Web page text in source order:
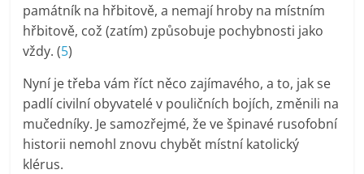
památník na hřbitově, a nemají hroby na místním
hřbitově, což (zatím) způsobuje pochybnosti jako
vždy. (5)
Nyní je třeba vám říct něco zajímavého, a to, jak se
padlí civilní obyvatelé v pouličních bojích, změnili na
mučedníky. Je samozřejmé, že ve špinavé rusofobní
historii nemohl znovu chybět místní katolický
klérus.